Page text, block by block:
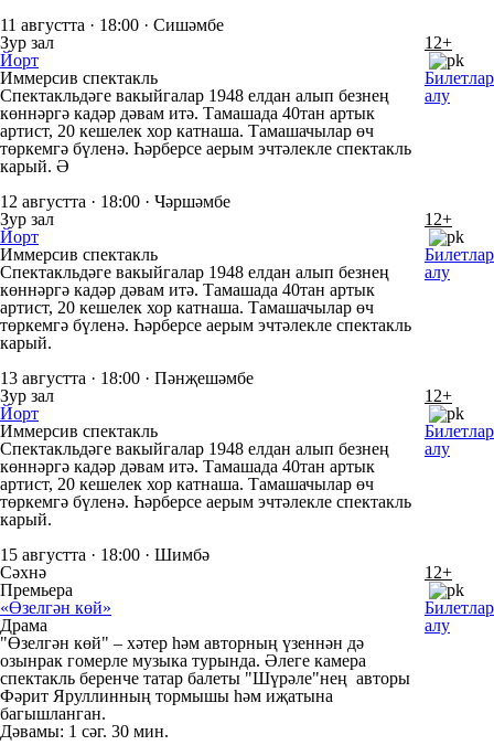
11 августта · 18:00 · Сишәмбе
Зур зал
Йорт
Иммерсив спектакль
Спектакльдәге вакыйгалар 1948 елдан алып безнең
көннәргә кадәр дәвам итә. Тамашада 40тан артык
артист, 20 кешелек хор катнаша. Тамашачылар өч
төркемгә бүленә. Һәрберсе аерым эчтәлекле спектакль
карый. Ә
12+
Билетлар
алу
12 августта · 18:00 · Чәршәмбе
Зур зал
Йорт
Иммерсив спектакль
Спектакльдәге вакыйгалар 1948 елдан алып безнең
көннәргә кадәр дәвам итә. Тамашада 40тан артык
артист, 20 кешелек хор катнаша. Тамашачылар өч
төркемгә бүленә. Һәрберсе аерым эчтәлекле спектакль
карый.
12+
Билетлар
алу
13 августта · 18:00 · Пәнҗешәмбе
Зур зал
Йорт
Иммерсив спектакль
Спектакльдәге вакыйгалар 1948 елдан алып безнең
көннәргә кадәр дәвам итә. Тамашада 40тан артык
артист, 20 кешелек хор катнаша. Тамашачылар өч
төркемгә бүленә. Һәрберсе аерым эчтәлекле спектакль
карый.
12+
Билетлар
алу
15 августта · 18:00 · Шимбә
Сәхнә
Премьера
«Өзелгән көй»
Драма
"Өзелгән көй" – хәтер һәм авторның үзеннән дә
озынрак гомерле музыка турында. Әлеге камера
спектакль беренче татар балеты "Шүрәле"нең авторы
Фәрит Яруллинның тормышы һәм иҗатына
багышланган.
Дәвамы: 1 сәг. 30 мин.
12+
Билетлар
алу